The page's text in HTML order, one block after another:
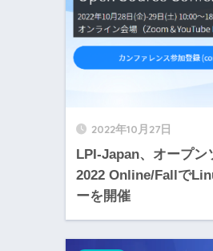
2022年10月27日
LPI-Japan、オープン
2022 Online/Fallで
ーを開催